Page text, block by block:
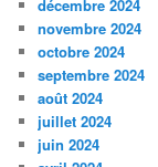
décembre 2024
novembre 2024
octobre 2024
septembre 2024
août 2024
juillet 2024
juin 2024